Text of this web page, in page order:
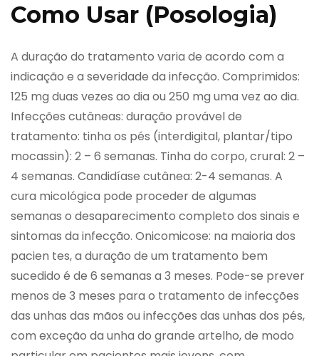
Como Usar (Posologia)
A duração do tratamento varia de acordo com a
indicação e a severidade da infecção. Comprimidos:
125 mg duas vezes ao dia ou 250 mg uma vez ao dia.
Infecções cutâneas: duração provável de
tratamento: tinha os pés (interdigital, plantar/tipo
mocassin): 2 – 6 semanas. Tinha do corpo, crural: 2 –
4 semanas. Candidíase cutânea: 2-4 semanas. A
cura micológica pode proceder de algumas
semanas o desaparecimento completo dos sinais e
sintomas da infecção. Onicomicose: na maioria dos
pacien tes, a duração de um tratamento bem
sucedido é de 6 semanas a 3 meses. Pode-se prever
menos de 3 meses para o tratamento de infecções
das unhas das mãos ou infecções das unhas dos pés,
com exceção da unha do grande artelho, de modo